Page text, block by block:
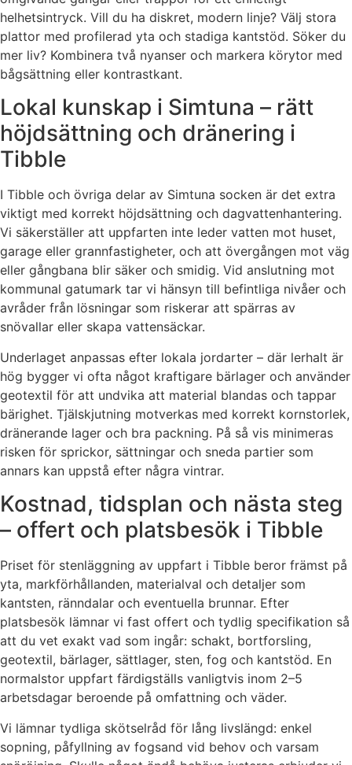
helhetsintryck. Vill du ha diskret, modern linje? Välj stora
plattor med profilerad yta och stadiga kantstöd. Söker du
mer liv? Kombinera två nyanser och markera körytor med
bågsättning eller kontrastkant.
Lokal kunskap i Simtuna – rätt
höjdsättning och dränering i
Tibble
I Tibble och övriga delar av Simtuna socken är det extra
viktigt med korrekt höjdsättning och dagvattenhantering.
Vi säkerställer att uppfarten inte leder vatten mot huset,
garage eller grannfastigheter, och att övergången mot väg
eller gångbana blir säker och smidig. Vid anslutning mot
kommunal gatumark tar vi hänsyn till befintliga nivåer och
avråder från lösningar som riskerar att spärras av
snövallar eller skapa vattensäckar.
Underlaget anpassas efter lokala jordarter – där lerhalt är
hög bygger vi ofta något kraftigare bärlager och använder
geotextil för att undvika att material blandas och tappar
bärighet. Tjälskjutning motverkas med korrekt kornstorlek,
dränerande lager och bra packning. På så vis minimeras
risken för sprickor, sättningar och sneda partier som
annars kan uppstå efter några vintrar.
Kostnad, tidsplan och nästa steg
– offert och platsbesök i Tibble
Priset för stenläggning av uppfart i Tibble beror främst på
yta, markförhållanden, materialval och detaljer som
kantsten, ränndalar och eventuella brunnar. Efter
platsbesök lämnar vi fast offert och tydlig specifikation så
att du vet exakt vad som ingår: schakt, bortforsling,
geotextil, bärlager, sättlager, sten, fog och kantstöd. En
normalstor uppfart färdigställs vanligtvis inom 2–5
arbetsdagar beroende på omfattning och väder.
Vi lämnar tydliga skötselråd för lång livslängd: enkel
sopning, påfyllning av fogsand vid behov och varsam